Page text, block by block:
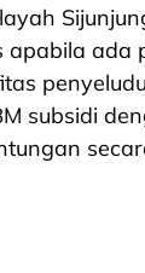
apabila ada
subsidi